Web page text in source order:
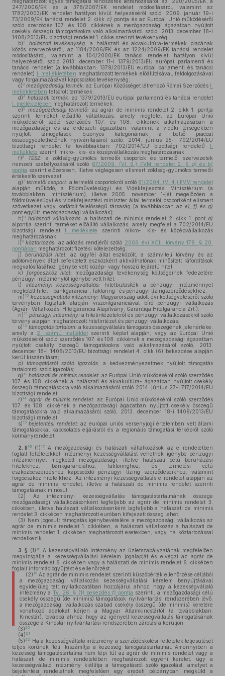
247/2006/EK és a 378/2007/EK rendelet módosításáról, valamint az
1782/2003/EK rendelet hatályon kívül helyezéséről szóló, 2009. január 19-i
73/2009/EK tanácsi rendelet 2. cikk c) pontja és az Európai Unió működéséről
szóló szerződés 107. és 108. cikkének a mezőgazdasági ágazatban nyújtott
csekély összegű támogatásokra való alkalmazásáról szóló, 2013. december 18-i
1408/2013/EU bizottsági rendelet 1. cikke szerinti tevékenység;
b) 2 halászati tevékenység:
a halászati és akvakultúra-termékek piacának
közös szervezéséről, az 1184/2006/EK és az 1224/2009/EK tanácsi rendelet
módosításáról, valamint a 104/2000/EK tanácsi rendelet hatályon kívül
helyezéséről szóló 2013. december 11-i 1379/2013/EU európai parlamenti és
tanácsi rendelet (a továbbiakban: 1379/2013/EU európai parlamenti és tanácsi
rendelet) I. mellékletében meghatározott termékek előállításával, feldolgozásával
vagy forgalmazásával kapcsolatos tevékenység;
c) 3 mezőgazdasági termék: az Európai Közösséget létrehozó Római Szerződés I.
mellékletében felsorolt termékek;
d)4 halászati termék: az 1379/2013/EU európai parlamenti és tanácsi rendelet
I. mellékletében meghatározott termékek;
e)5 mezőgazdasági termelő: az agrár de minimis rendelet 2. cikk 1. pontja
szerinti terméket előállító vállalkozás, amely megfelel az Európai Unió
működéséről szóló szerződés 107. és 108. cikkének alkalmazásában a
mezőgazdasági és az erdészeti ágazatban, valamint a vidéki térségekben
nyújtott támogatások bizonyos kategóriáinak a belső piaccal
összeegyeztethetőnek nyilvánításáról szóló, 2014. június 25-i 702/2014/EU
bizottsági rendelet (a továbbiakban: 702/2014/EU bizottsági rendelet) I.
melléklete szerinti mikro-, kis- és középvállalkozás meghatározásnak;
f)6 TÉSZ: a zöldség-gyümölcs termelői csoportok és termelői szervezetek
nemzeti szabályozásáról szóló 67/2009. (VI. 9.) FVM rendelet 2. § a) ésb)
pontja szerint előzetesen, illetve véglegesen elismert zöldség-gyümölcs termelői
értékesítő szervezet;
g)7 termelői csoport: a termelői csoportokról szóló 81/2004. (V. 4.) FVM rendelet
alapján működő, a Földművelésügyi és Vidékfejlesztési Minisztérium (a
továbbiakban: minisztérium), illetve 2005. november 1-jét megelőzően a
földművelésügyi és vidékfejlesztési miniszter által termelői csoportként elismert
szövetkezet vagy korlátolt felelősségű társaság [a továbbiakban az e) ,f) ésg)
pont együtt: mezőgazdasági vállalkozás];
h)8 halászati vállalkozás: a halászati de minimis rendelet 2. cikk 1. pont a)
alpontja szerinti terméket előállító vállalkozás, amely megfelel a 702/2014/EU
bizottsági rendelet
I. melléklete
szerinti mikro-, kis- és középvállalkozás
meghatározásnak;
i)9 köztartozás: az adózás rendjéről szóló 2003. évi XCII. törvény 178. § 20.
pontjában meghatározott fizetési kötelezettség;
j)
beruházási hitel: az ügyfél által eszközölt, a számviteli törvény és az
adótörvények által befektetett eszközként aktiválhatónak minősített ráfordítások
megvalósításához igénybe vett közép- vagy hosszú lejáratú hitel;
k)
forgóeszköz hitel:
mezőgazdasági tevékenység költségeinek fedezetére
pénzügyi intézménytől igénybe vett hitel;
l)
intézményi kezességvállalás:
hitelbiztosíték a pénzügyi intézménnyel
megkötött hitel-, bankgarancia-, faktoring- és pénzügyi lízingszerződésekhez;
m) 10 kezességvállaló intézmény: Magyarország adott évi költségvetéséről szóló
törvényben foglaltak alapján viszontgaranciával bíró pénzügyi vállalkozás
(Agrár- Vállalkozási Hitelgarancia Alapítvány, Garantiqa Hitelgarancia Zrt.);
n) 11 pénzügyi intézmény: a hitelintézetekről és pénzügyi vállalkozásokról szóló
törvény alapján meghatározott hitelintézet és pénzügyi vállalkozás;
o) 12 támogatás tartalom: a kezességvállalás támogatás összegének jelenértéke,
amely a 2. számú mellékletszerinti képlet alapján, vagy az Európai Unió
működéséről szóló szerződés 107. és 108. cikkének a mezőgazdasági ágazatban
nyújtott csekély összegű támogatásokra való alkalmazásáról szóló, 2013.
december 18-i 1408/2013/EU bizottsági rendelet 4. cikk (6) bekezdése alapján
kerül kiszámításra;
p)
támogatásról szóló igazolás: a kedvezményezettnek nyújtott támogatás
tartalomról szóló igazolás;
q) 13 halászati de minimis rendelet: az Európai Unió működéséről szóló szerződés
107. és 108. cikkének a halászati és akvakultúra- ágazatban nyújtott csekély
összegű támogatásokra való alkalmazásáról szóló 2014. június 27-i 717/2014/EU
bizottsági rendelet;
r) 14 agrár de minimis rendelet: az Európai Unió működéséről szóló szerződés
107. és 108. cikkének a mezőgazdasági ágazatban nyújtott csekély összegű
támogatásokra való alkalmazásáról szóló, 2013. december 18-i 1408/2013/EU
bizottsági rendelet;
s) 15 bejelentési rendelet: az európai uniós versenyjogi értelemben vett állami
támogatásokkal kapcsolatos eljárásról és a regionális támogatási térképről szóló
kormányrendelet.
2. § 16 (1) 17A mezőgazdasági és halászati vállalkozások az e rendeletben
foglalt feltételekkel intézményi kezességvállalást vehetnek igénybe pénzügyi
intézménnyel megkötött mezőgazdasági, illetve halászati célú beruházási
hitelekhez, bankgaranciához, faktoringhoz, és termelési célú
eszközbeszerzéshez kapcsolódó pénzügyi lízing szerződéseikhez, valamint
forgóeszköz hiteleikhez. Az intézményi kezességvállalás e rendelet alapján az
agrár de minimis rendelet, illetve a halászati de minimis rendelet szerinti
támogatásnak minősül.
(2) Az intézményi kezességvállalás támogatástartalmának összege
mezőgazdasági vállalkozásonként legfeljebb az agrár de minimis rendelet 3.
cikkében, illetve halászati vállalkozásonként legfeljebb a halászati de minimis
rendelet 3. cikkében meghatározott euróban kifejezett összeg lehet.
(3) Nem jogosult támogatás igénybevételére a mezőgazdasági vállalkozás az
agrár de minimis rendelet 1. cikkében, a halászati vállalkozás a halászati de
minimis rendelet 1. cikkében meghatározott esetekben, vagy ha köztartozással
rendelkezik.
3. § (1) 18 A kezességvállaló intézmény az üzletszabályzatának megfelelően
megvizsgálja a kezességvállalási kérelem jogalapját és elvégzi az agrár de
minimis rendelet 6. cikkében vagy a halászati de minimis rendelet 6. cikkében
foglalt információgyűjtést és ellenőrzést.
(2) 19Az agrár de minimis rendelet szerinti küszöbérték ellenőrzése céljából
a mezőgazdasági vállalkozás kezességvállalási kérelem benyújtásával
egyidejűleg tett nyilatkozatában hozzájárul ahhoz, hogy a kezességvállaló
intézmény a Tv. 26. § (1) bekezdésf) pontja szerinti, a mezőgazdasági célú
csekély összegű (de minimis) támogatások nyilvántartási rendszerében lévő,
a mezőgazdasági vállalkozás szabad csekély összegű (de minimis) keretére
vonatkozó adatokat kérjen a Magyar Államkincstártól (a továbbiakban:
Kincstár), továbbá ahhoz, hogy az igényelt kezességvállalás támogatásának
összege a Kincstár nyilvántartási rendszerében zárolásra kerüljön.
(3) 20
(4) 21
(5) 22
Ha a kezességvállaló intézmény a szerződéskötési feltételek teljesülését
teljes körűnek ítéli, kiszámítja a kezesség támogatástartalmát. Amennyiben a
kezesség támogatástartalma nem lépi túl az agrár de minimis rendelet vagy a
halászati de minimis rendeletében meghatározott egyéni keretet, úgy a
kezességvállaló intézmény kiállítja a támogatásról szóló igazolást, amelyet a
bejelentési rendeletnek megfelelően egy eredeti példányban megküld a